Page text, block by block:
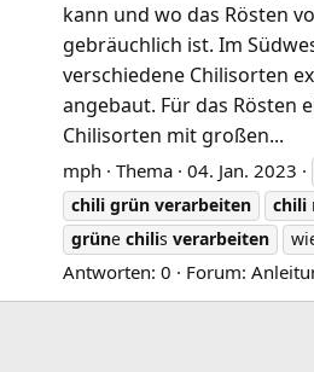
kann und wo das Rösten
gebräuchlich ist. Im
verschiedene Chilisorten
angebaut. Für das Rösten
Chilisorten mit großen...
mph Thema 04. Jan. 2023
chili grün verarbeiten chili
grüne chilis verarbeiten
Antworten: 0 Forum: